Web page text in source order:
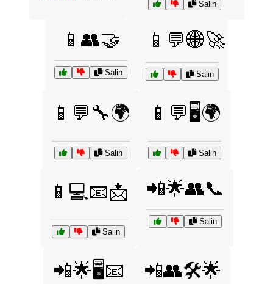
Salin
📱👥🤝
Salin
📱💬🌐🚀
Salin
📱💬🔧🌍
Salin
📱💬🖥️🌍
Salin
📱💻📧📩
Salin
📲🌟👥📞
Salin
📲🌟🖥️📧 📲👥🛠️🌟